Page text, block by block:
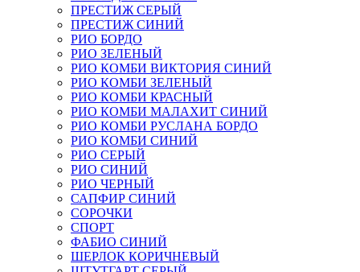
ПРЕСТИЖ СЕРЫЙ
ПРЕСТИЖ СИНИЙ
РИО БОРДО
РИО ЗЕЛЕНЫЙ
РИО КОМБИ ВИКТОРИЯ СИНИЙ
РИО КОМБИ ЗЕЛЕНЫЙ
РИО КОМБИ КРАСНЫЙ
РИО КОМБИ МАЛАХИТ СИНИЙ
РИО КОМБИ РУСЛАНА БОРДО
РИО КОМБИ СИНИЙ
РИО СЕРЫЙ
РИО СИНИЙ
РИО ЧЕРНЫЙ
САПФИР СИНИЙ
СОРОЧКИ
СПОРТ
ФАБИО СИНИЙ
ШЕРЛОК КОРИЧНЕВЫЙ